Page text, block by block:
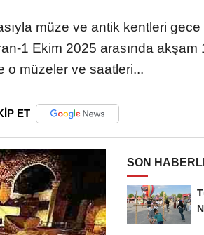
müze ve antik kentleri gece
1 Ekim 2025 arasında akşam
o müzeler ve saatleri...
ET
SON